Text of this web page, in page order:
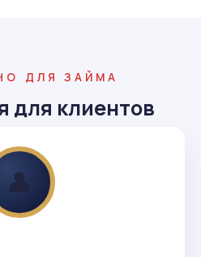
ДЛЯ ЗАЙМА
для клиентов
👤